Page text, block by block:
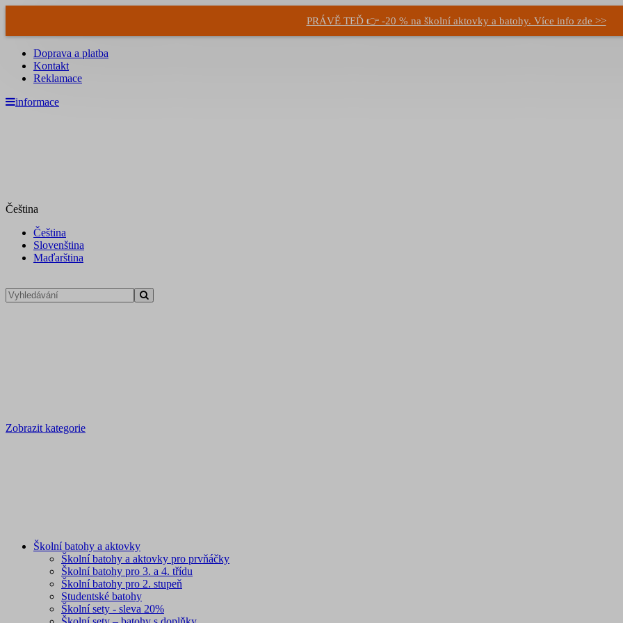
PRÁVĚ TEĎ 👉 -20 % na školní aktovky a batohy. Více info zde >>
Doprava a platba
Kontakt
Reklamace
informace
Čeština
Čeština
Slovenština
Maďarština
Zobrazit kategorie
Školní batohy a aktovky
Školní batohy a aktovky pro prvňáčky
Školní batohy pro 3. a 4. třídu
Školní batohy pro 2. stupeň
Studentské batohy
Školní sety - sleva 20%